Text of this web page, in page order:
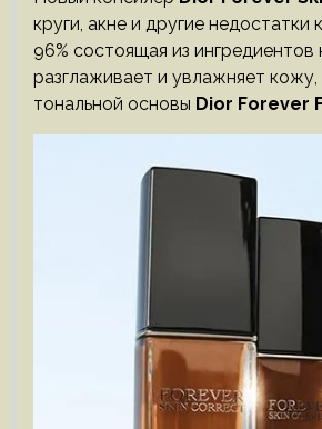
круги, акне и другие
96% состоящая из
разглаживает и увлажняет
тональной основы Dior Forever